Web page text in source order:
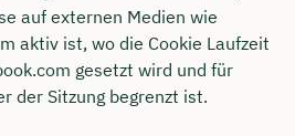
auf externen Medien wie
aktiv ist, wo die Cookie Laufzeit
gesetzt wird und für
der Sitzung begrenzt ist.